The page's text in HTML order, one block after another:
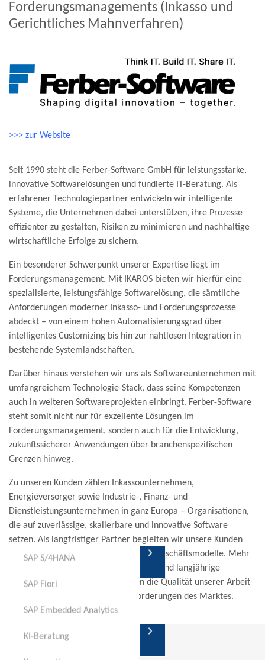
Forderungsmanagements (Inkasso und
Gerichtliches Mahnverfahren)
>>> zur Website
Seit 1990 steht die Ferber-Software GmbH für leistungsstarke,
innovative Softwarelösungen und fundierte IT-Beratung. Als
erfahrener Technologiepartner entwickeln wir intelligente
Systeme, die Unternehmen dabei unterstützen, ihre Prozesse
effizienter zu gestalten, Risiken zu minimieren und nachhaltige
wirtschaftliche Erfolge zu sichern.
Ein besonderer Schwerpunkt unserer Expertise liegt im
Forderungsmanagement. Mit IKAROS bieten wir hierfür eine
spezialisierte, leistungsfähige Softwarelösung, die sämtliche
Anforderungen moderner Inkasso- und Forderungsprozesse
abdeckt – von einem hohen Automatisierungsgrad über
intelligentes Customizing bis hin zur nahtlosen Integration in
bestehende Systemlandschaften.
Darüber hinaus verstehen wir uns als Softwareunternehmen mit
umfangreichem Technologie-Stack, dass seine Kompetenzen
auch in weiteren Softwareprojekten einbringt. Ferber-Software
steht somit nicht nur für exzellente Lösungen im
Forderungsmanagement, sondern auch für die Entwicklung,
zukunftssicherer Anwendungen über branchenspezifischen
Grenzen hinweg.
Zu unseren Kunden zählen Inkassounternehmen,
Energieversorger sowie Industrie-, Finanz- und
Dienstleistungsunternehmen in ganz Europa – Organisationen,
die auf zuverlässige, skalierbare und innovative Software
setzen. Als langfristiger Partner begleiten wir unsere Kunden
aktiv bei der Weiterentwicklung ihrer Geschäftsmodelle. Mehr
als 450 erfolgreich realisierte Projekte und langjährige
Kundenbeziehungen unterstreichen die Qualität unserer Arbeit
und unser Verständnis für die Anforderungen des Marktes.
KI-Beratung
SAP S/4HANA
SAP Fiori
SAP Embedded Analytics
Transformation
KI-Beratung
KI-Beratung
KI-Beratung